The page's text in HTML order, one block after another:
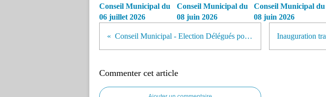
Conseil Municipal du
06 juillet 2026
Conseil Municipal du
08 juin 2026
Conseil Municipal du
08 juin 2026
Conseil Municipal - Election Délégués pour Sénatoriales
Commenter cet article